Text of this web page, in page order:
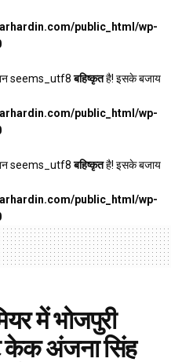
public_html/wp-
seems_utf8बहिष्कृतहै! इसके बजाय
public_html/wp-
seems_utf8बहिष्कृतहै! इसके बजाय
public_html/wp-
में भोजपुरी
केक अंजना सिंह